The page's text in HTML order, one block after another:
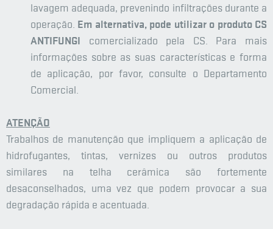
lavagem adequada, prevenindo infiltrações durante a
operação. Em alternativa, pode utilizar o produto CS
ANTIFUNGI comercializado pela CS. Para mais
informações sobre as suas características e forma
de aplicação, por favor, consulte o Departamento
Comercial.
ATENÇÃO
Trabalhos de manutenção que impliquem a aplicação de
hidrofugantes, tintas, vernizes ou outros produtos
similares na telha cerâmica são fortemente
desaconselhados, uma vez que podem provocar a sua
degradação rápida e acentuada.